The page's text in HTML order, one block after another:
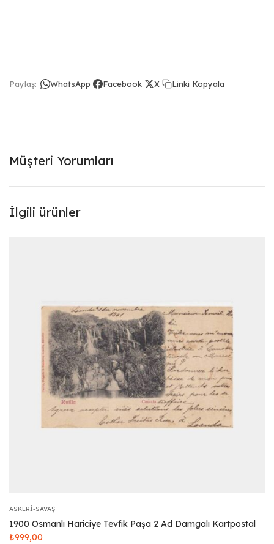
Paylaş: WhatsApp Facebook X Linki Kopyala
Müşteri Yorumları
İlgili ürünler
ASKERI-SAVAŞ
1900 Osmanlı Hariciye Tevfik Paşa 2 Ad Damgalı Kartpostal
₺999,00